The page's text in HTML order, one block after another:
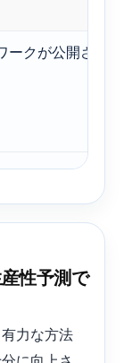
ークが公開され
性予測で
力な方法